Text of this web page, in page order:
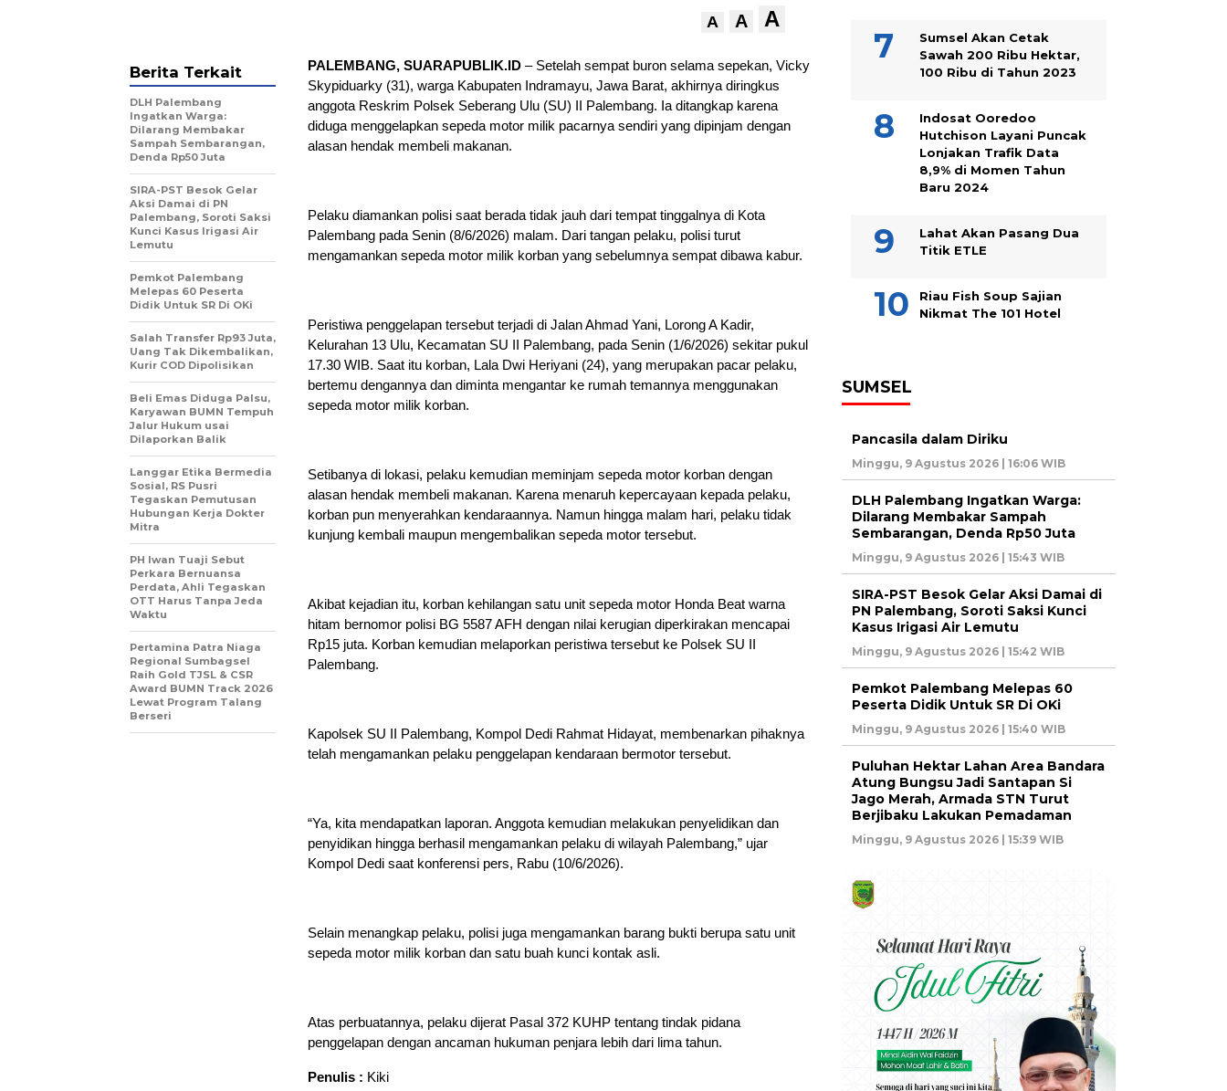
A A A
PALEMBANG, SUARAPUBLIK.ID – Setelah sempat buron selama sepekan, Vicky
Skypiduarky (31), warga Kabupaten Indramayu, Jawa Barat, akhirnya diringkus
anggota Reskrim Polsek Seberang Ulu (SU) II Palembang. Ia ditangkap karena
diduga menggelapkan sepeda motor milik pacarnya sendiri yang dipinjam dengan
alasan hendak membeli makanan.
Pelaku diamankan polisi saat berada tidak jauh dari tempat tinggalnya di Kota
Palembang pada Senin (8/6/2026) malam. Dari tangan pelaku, polisi turut
mengamankan sepeda motor milik korban yang sebelumnya sempat dibawa kabur.
Peristiwa penggelapan tersebut terjadi di Jalan Ahmad Yani, Lorong A Kadir,
Kelurahan 13 Ulu, Kecamatan SU II Palembang, pada Senin (1/6/2026) sekitar pukul
17.30 WIB. Saat itu korban, Lala Dwi Heriyani (24), yang merupakan pacar pelaku,
bertemu dengannya dan diminta mengantar ke rumah temannya menggunakan
sepeda motor milik korban.
Setibanya di lokasi, pelaku kemudian meminjam sepeda motor korban dengan
alasan hendak membeli makanan. Karena menaruh kepercayaan kepada pelaku,
korban pun menyerahkan kendaraannya. Namun hingga malam hari, pelaku tidak
kunjung kembali maupun mengembalikan sepeda motor tersebut.
Akibat kejadian itu, korban kehilangan satu unit sepeda motor Honda Beat warna
hitam bernomor polisi BG 5587 AFH dengan nilai kerugian diperkirakan mencapai
Rp15 juta. Korban kemudian melaporkan peristiwa tersebut ke Polsek SU II
Palembang.
Kapolsek SU II Palembang, Kompol Dedi Rahmat Hidayat, membenarkan pihaknya
telah mengamankan pelaku penggelapan kendaraan bermotor tersebut.
“Ya, kita mendapatkan laporan. Anggota kemudian melakukan penyelidikan dan
penyidikan hingga berhasil mengamankan pelaku di wilayah Palembang,” ujar
Kompol Dedi saat konferensi pers, Rabu (10/6/2026).
Selain menangkap pelaku, polisi juga mengamankan barang bukti berupa satu unit
sepeda motor milik korban dan satu buah kunci kontak asli.
Atas perbuatannya, pelaku dijerat Pasal 372 KUHP tentang tindak pidana
penggelapan dengan ancaman hukuman penjara lebih dari lima tahun.
Penulis : Kiki
Berita Terkait
DLH Palembang
Ingatkan Warga:
Dilarang Membakar
Sampah Sembarangan,
Denda Rp50 Juta
SIRA-PST Besok Gelar
Aksi Damai di PN
Palembang, Soroti Saksi
Kunci Kasus Irigasi Air
Lemutu
Pemkot Palembang
Melepas 60 Peserta
Didik Untuk SR Di OKi
Salah Transfer Rp93 Juta,
Uang Tak Dikembalikan,
Kurir COD Dipolisikan
Beli Emas Diduga Palsu,
Karyawan BUMN Tempuh
Jalur Hukum usai
Dilaporkan Balik
Langgar Etika Bermedia
Sosial, RS Pusri
Tegaskan Pemutusan
Hubungan Kerja Dokter
Mitra
PH Iwan Tuaji Sebut
Perkara Bernuansa
Perdata, Ahli Tegaskan
OTT Harus Tanpa Jeda
Waktu
Pertamina Patra Niaga
Regional Sumbagsel
Raih Gold TJSL & CSR
Award BUMN Track 2026
Lewat Program Talang
Berseri
Sumsel Akan Cetak
Sawah 200 Ribu Hektar,
100 Ribu di Tahun 2023
Indosat Ooredoo
Hutchison Layani Puncak
Lonjakan Trafik Data
8,9% di Momen Tahun
Baru 2024
Lahat Akan Pasang Dua
Titik ETLE
Riau Fish Soup Sajian
Nikmat The 101 Hotel
SUMSEL
Pancasila dalam Diriku
Minggu, 9 Agustus 2026 | 16:06 WIB
DLH Palembang Ingatkan Warga:
Dilarang Membakar Sampah
Sembarangan, Denda Rp50 Juta
Minggu, 9 Agustus 2026 | 15:43 WIB
SIRA-PST Besok Gelar Aksi Damai di
PN Palembang, Soroti Saksi Kunci
Kasus Irigasi Air Lemutu
Minggu, 9 Agustus 2026 | 15:42 WIB
Pemkot Palembang Melepas 60
Peserta Didik Untuk SR Di OKi
Minggu, 9 Agustus 2026 | 15:40 WIB
Puluhan Hektar Lahan Area Bandara
Atung Bungsu Jadi Santapan Si
Jago Merah, Armada STN Turut
Berjibaku Lakukan Pemadaman
Minggu, 9 Agustus 2026 | 15:39 WIB